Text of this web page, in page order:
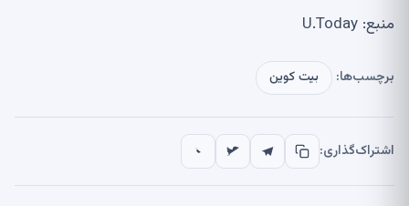
منبع: U.Today
برچسب‌ها: بیت کوین
اشتراک‌گذاری: